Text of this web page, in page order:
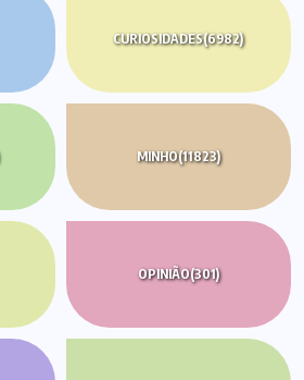
CURIOSIDADES(6982)
MINHO(11823)
OPINIÃO(301)